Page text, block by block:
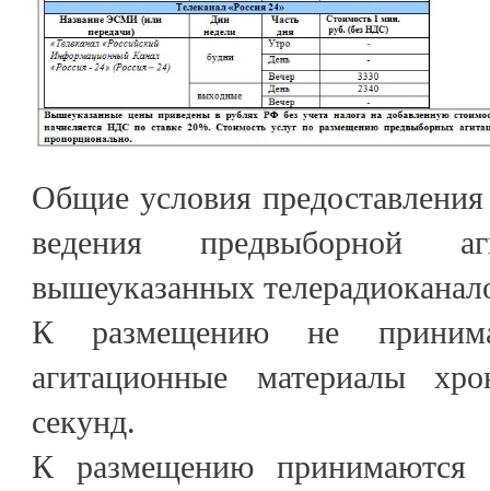
Общие условия
ведения предвыборной
вышеуказанных
К размещению не
агитационные материалы
секунд.
К размещению принимаются